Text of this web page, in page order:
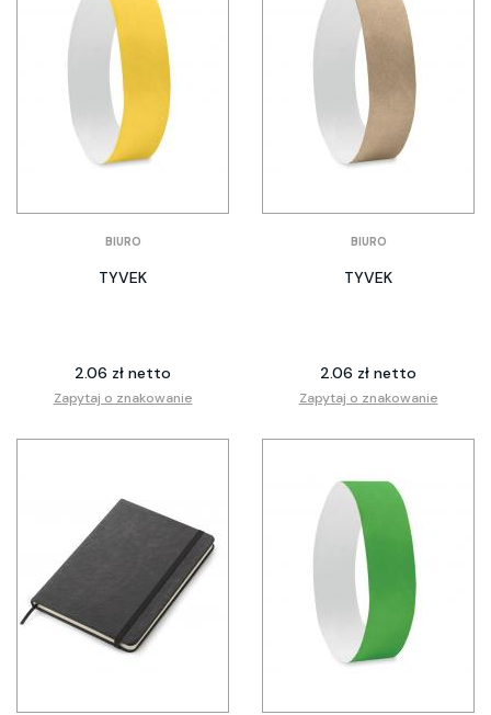
BIURO
TYVEK
2.06 zł netto
Zapytaj o znakowanie
BIURO
TYVEK
2.06 zł netto
Zapytaj o znakowanie